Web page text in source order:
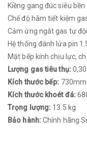
Kiềng gang đúc siêu bền
Chế độ hâm tiết kiệm
Cảm ứng ngắt gas tự
Hệ thống đánh lửa pin
Mặt bếp kính chịu lực,
Lượng gas tiêu thụ:
Kích thước bếp:
Kích thước khoét đá:
Trọng lượng: 13.5 kg
Bảo hành: Chính hãng